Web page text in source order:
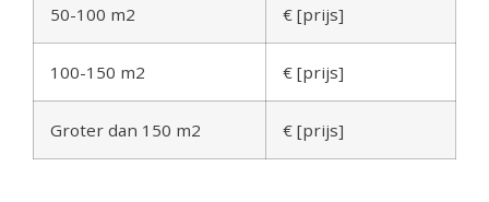
50-100 m2 € [prijs]
100-150 m2 € [prijs]
Groter dan 150 m2 € [prijs]